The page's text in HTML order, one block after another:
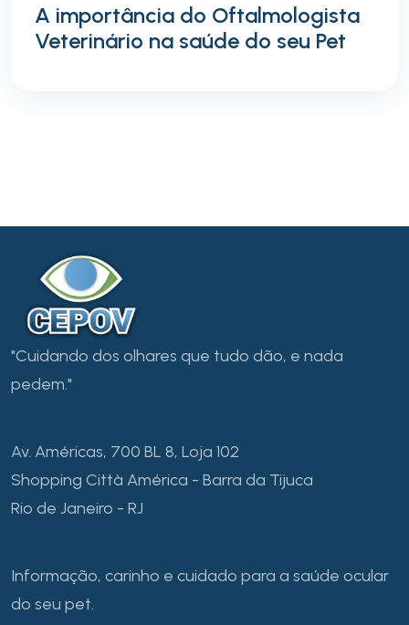
A importância do Oftalmologista
Veterinário na saúde do seu Pet
"Cuidando dos olhares que tudo dão, e nada
pedem."
Av. Américas, 700 BL 8, Loja 102
Shopping Città América - Barra da Tijuca
Rio de Janeiro - RJ
Informação, carinho e cuidado para a saúde ocular
do seu pet.